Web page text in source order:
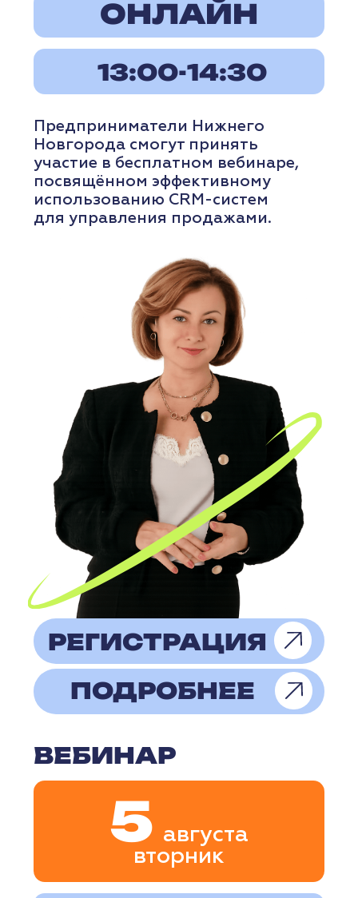
Предприниматели Нижнего
Новгорода смогут принять
участие в бесплатном вебинаре,
посвящённом построению
эффективной системы продаж.
5 августа
вторник
ОНЛАЙН
11:00-12:30
ПОДРОБНЕЕ
РЕГИСТРАЦИЯ
Во время вебинара участники
узнают, как проверить
жизнеспособность бизнес-идеи
ещё до первых вложений, оценить
перспективы проекта и рассчитать
его финансовую устойчивость.
6
августа
четверг
ОНЛАЙН
11:00-12:30
РЕГИСТРАЦИЯ